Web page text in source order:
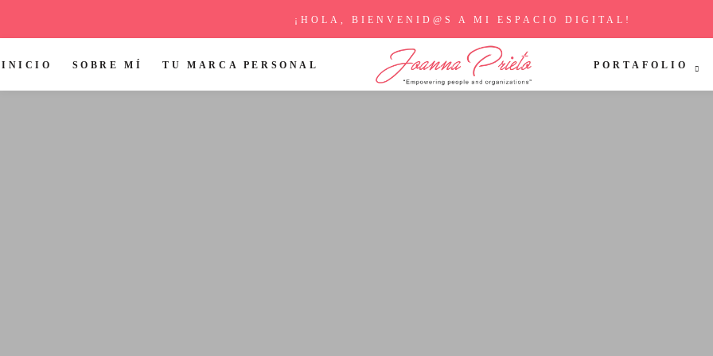
¡HOLA, BIENVENID@S A MI ESPACIO DIGITAL!
INICIO SOBRE MÍ TU MARCA PERSONAL PORTAFOLIO